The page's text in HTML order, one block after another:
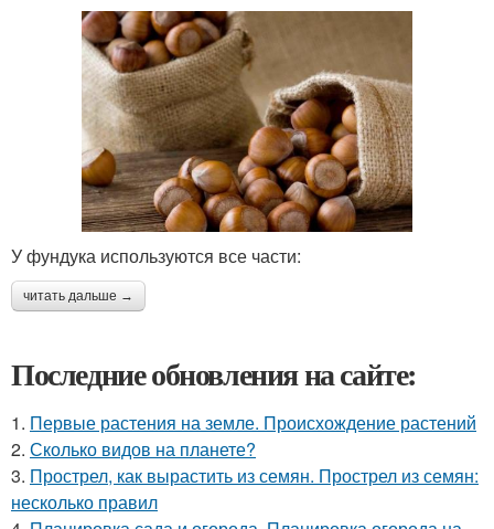
У фундука используются все части:
читать дальше →
Последние обновления на сайте:
1. Первые растения на земле. Происхождение растений
2. Сколько видов на планете?
3. Прострел, как вырастить из семян. Прострел из семян:
несколько правил